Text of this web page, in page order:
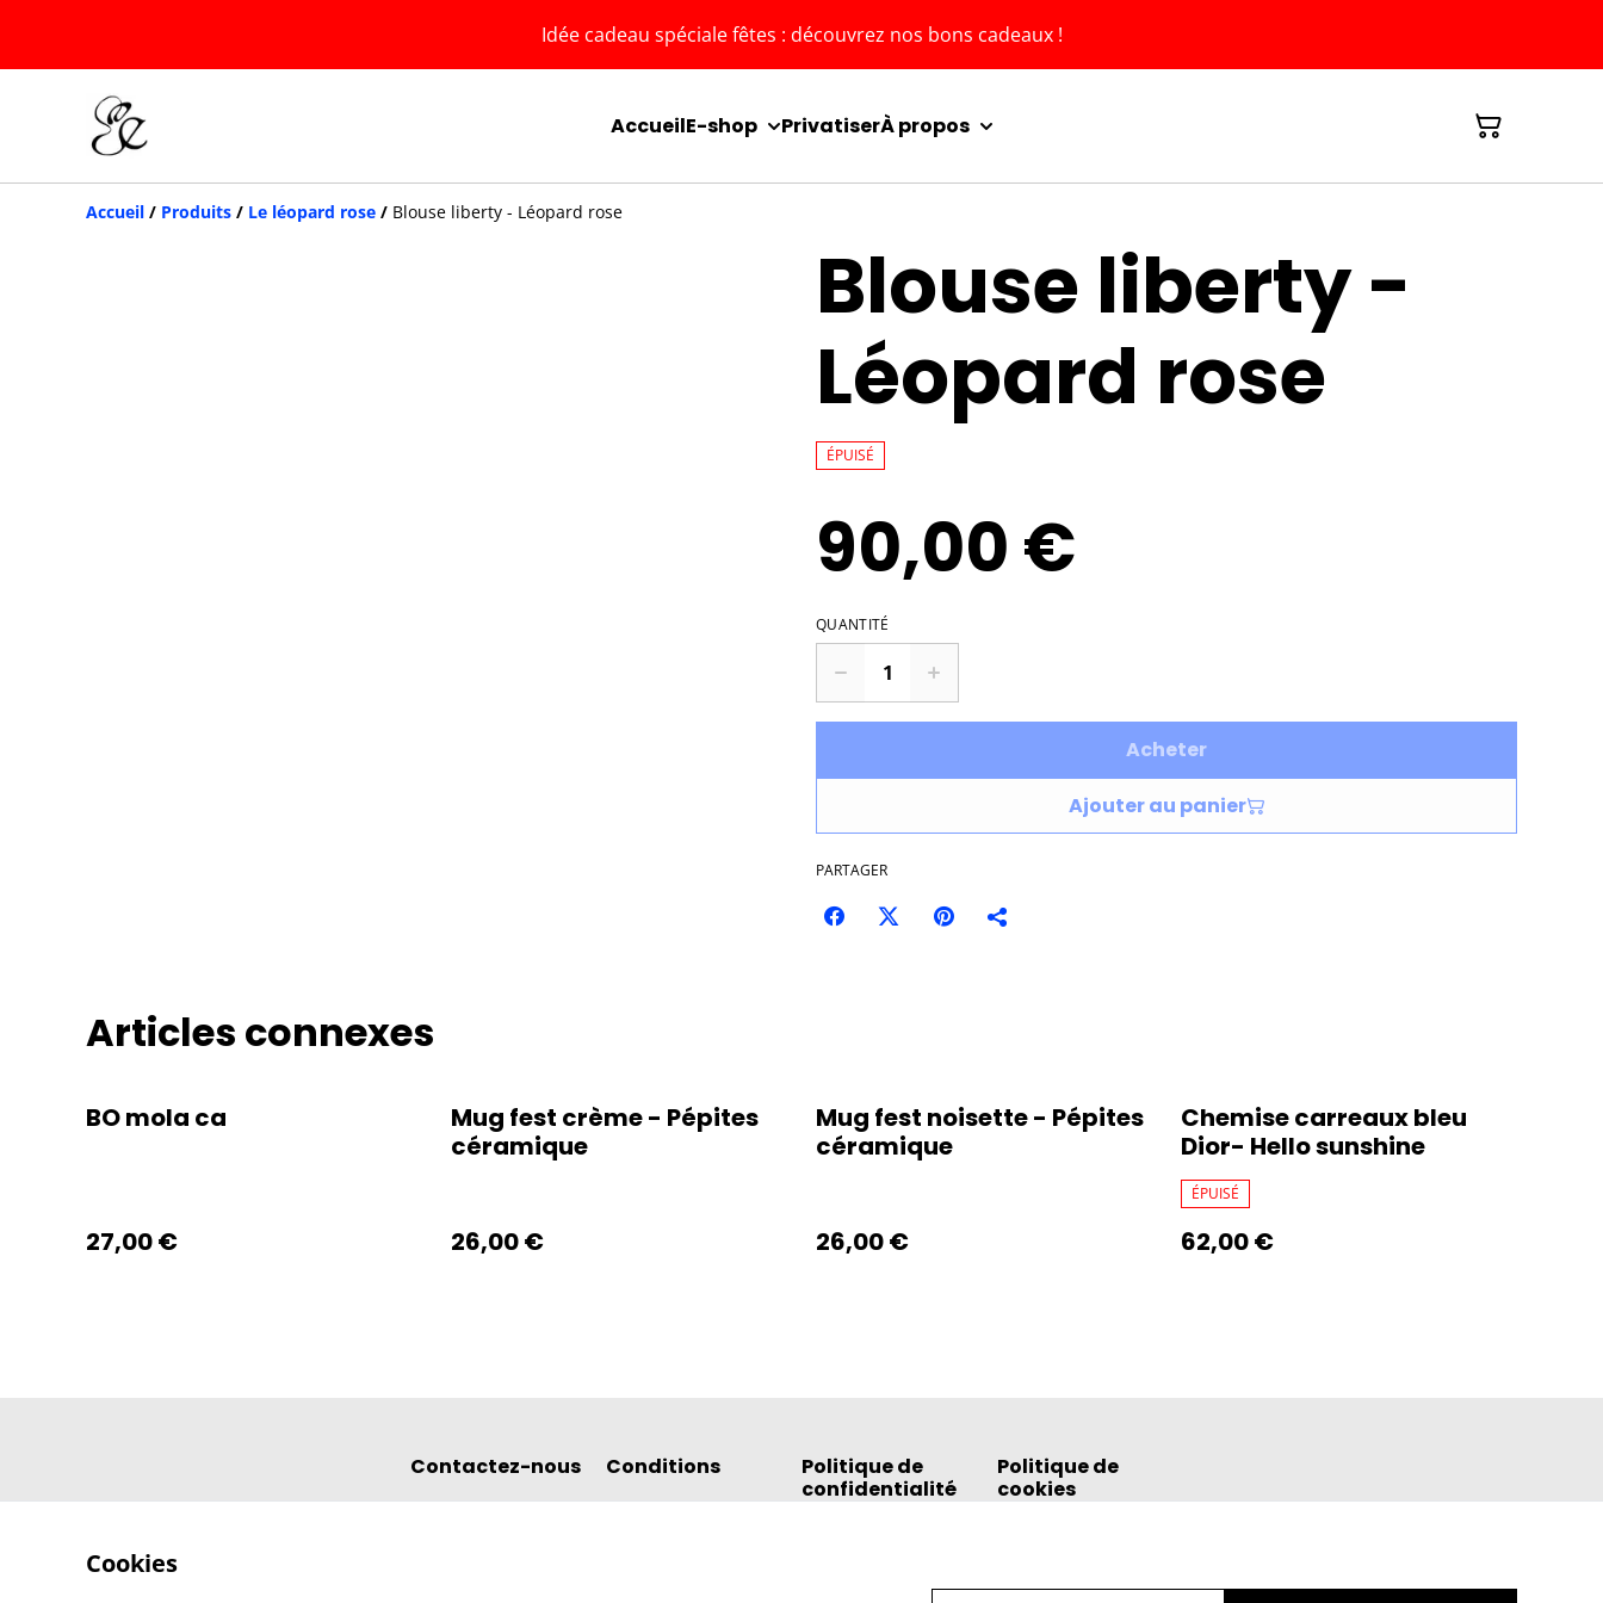
Idée cadeau spéciale fêtes : découvrez nos bons cadeaux !
AccueilE-shop PrivatiserÀ propos
Accueil / Produits / Le léopard rose / Blouse liberty - Léopard rose
Blouse liberty -
Léopard rose
ÉPUISÉ
90,00 €
QUANTITÉ
Acheter
Ajouter au panier
PARTAGER
Articles connexes
BO mola ca
27,00 €
Mug fest crème - Pépites
céramique
26,00 €
Mug fest noisette - Pépites
céramique
26,00 €
Chemise carreaux bleu
Dior- Hello sunshine
ÉPUISÉ
62,00 €
Contactez-nous Conditions
Politique de
confidentialité
Politique de
cookies
Cookies